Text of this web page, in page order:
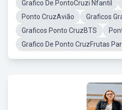
Grafico De PontoCruzi Nfantil
Ponto CruzAvião
Graficos
Graficos Ponto CruzBTS
Grafico De Ponto CruzFrutas